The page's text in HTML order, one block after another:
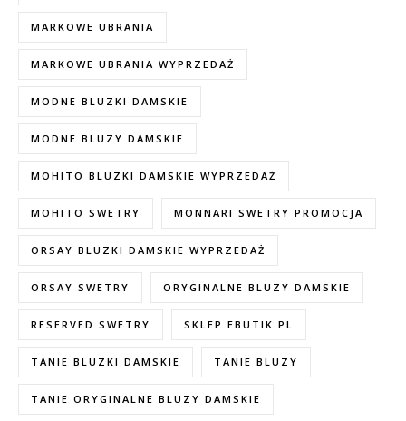
MARKOWE UBRANIA
MARKOWE UBRANIA WYPRZEDAŻ
MODNE BLUZKI DAMSKIE
MODNE BLUZY DAMSKIE
MOHITO BLUZKI DAMSKIE WYPRZEDAŻ
MOHITO SWETRY MONNARI SWETRY PROMOCJA
ORSAY BLUZKI DAMSKIE WYPRZEDAŻ
ORSAY SWETRY ORYGINALNE BLUZY DAMSKIE
RESERVED SWETRY SKLEP EBUTIK.PL
TANIE BLUZKI DAMSKIE TANIE BLUZY
TANIE ORYGINALNE BLUZY DAMSKIE